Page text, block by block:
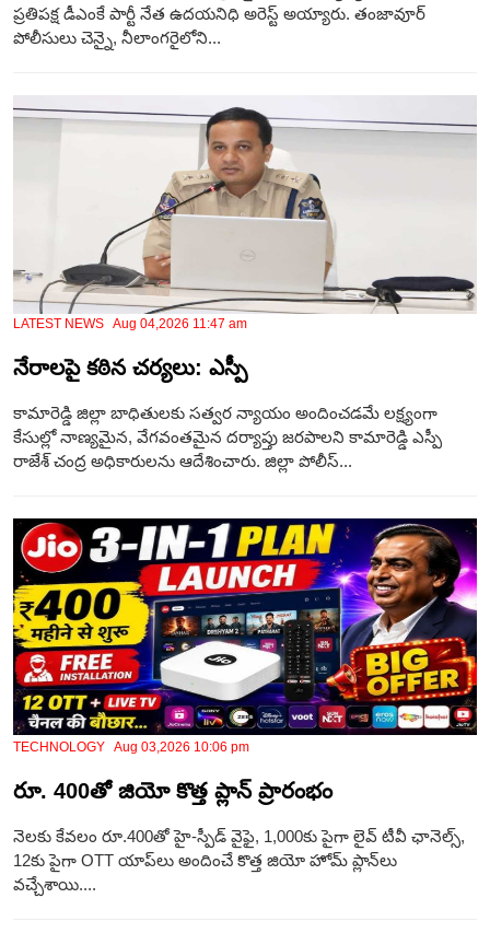
ప్రతిపక్ష డీఎంకే పార్టీ నేత ఉదయనిధి అరెస్ట్ అయ్యారు. తంజావూర్
పోలీసులు చెన్నై, నీలాంగరైలోని...
LATEST NEWS Aug 04,2026 11:47 am
నేరాలపై కఠిన చర్యలు: ఎస్పీ
కామారెడ్డి జిల్లా బాధితులకు సత్వర న్యాయం అందించడమే లక్ష్యంగా
కేసుల్లో నాణ్యమైన, వేగవంతమైన దర్యాప్తు జరపాలని కామారెడ్డి ఎస్పీ
రాజేశ్ చంద్ర అధికారులను ఆదేశించారు. జిల్లా పోలీస్...
TECHNOLOGY Aug 03,2026 10:06 pm
రూ. 400తో జియో కొత్త ప్లాన్‌ ప్రారంభం
నెలకు కేవలం రూ.400తో హై-స్పీడ్ వైఫై, 1,000కు పైగా లైవ్ టీవీ ఛానెల్స్,
12కు పైగా OTT యాప్‌లు అందించే కొత్త జియో హోమ్ ప్లాన్‌లు
వచ్చేశాయి....